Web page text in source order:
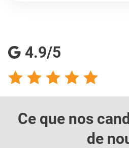
4.9/5
Ce que nos
de